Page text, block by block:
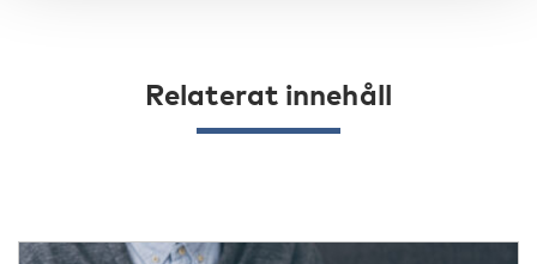
Relaterat innehåll